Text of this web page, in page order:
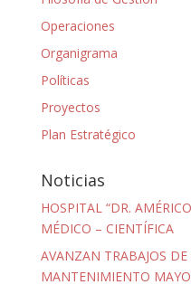
Operaciones
Organigrama
Políticas
Proyectos
Plan Estratégico
Noticias
HOSPITAL “DR.
MÉDICO – CIENTÍFICA
AVANZAN TRABAJOS
MANTENIMIENTO